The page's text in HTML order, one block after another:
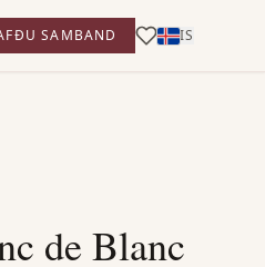
SAMBAND IS
de Blanc